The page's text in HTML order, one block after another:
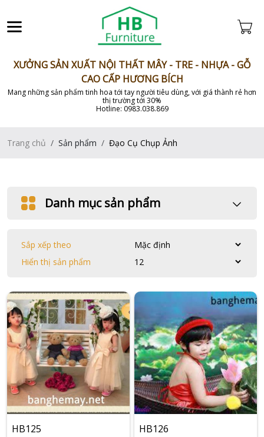
XƯỞNG SẢN XUẤT NỘI THẤT MÂY - TRE - NHỰA - GỖ
CAO CẤP HƯƠNG BÍCH
Mang những sản phẩm tinh hoa tới tay người tiêu dùng, với giá thành rẻ hơn
thị trường tới 30%
Hotline: 0983.038.869
Trang chủ Sản phẩm Đạo Cụ Chụp Ảnh
Danh mục sản phẩm
Sắp xếp theo
Hiển thị sản phẩm
HB125 HB126